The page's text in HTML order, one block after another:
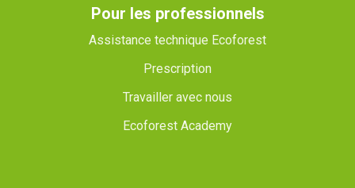
Pour les professionnels
Assistance technique Ecoforest
Prescription
Travailler avec nous
Ecoforest Academy